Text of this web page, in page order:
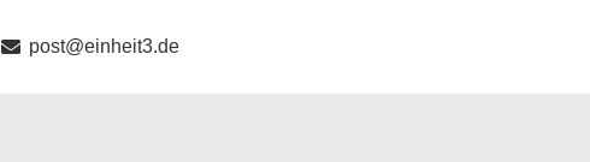
post@einheit3.de